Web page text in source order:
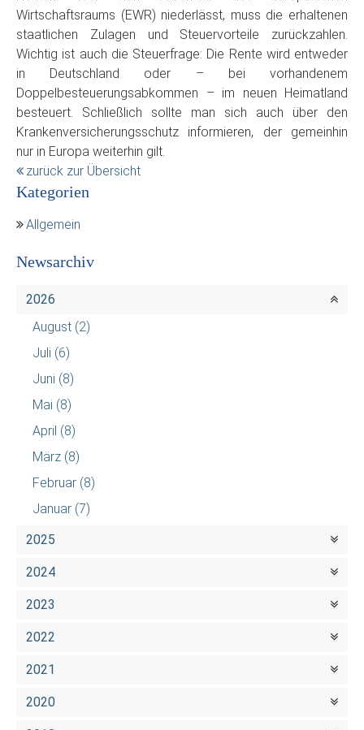
Wirtschaftsraums (EWR) niederlässt, muss die erhaltenen
staatlichen Zulagen und Steuervorteile zurückzahlen.
Wichtig ist auch die Steuerfrage: Die Rente wird entweder
in Deutschland oder – bei vorhandenem
Doppelbesteuerungsabkommen – im neuen Heimatland
besteuert. Schließlich sollte man sich auch über den
Krankenversicherungsschutz informieren, der gemeinhin
nur in Europa weiterhin gilt.
zurück zur Übersicht
Kategorien
Allgemein
Newsarchiv
2026
August (2)
Juli (6)
Juni (8)
Mai (8)
April (8)
März (8)
Februar (8)
Januar (7)
2025
2024
2023
2022
2021
2020